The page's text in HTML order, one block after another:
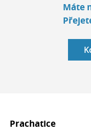
Máte
Prachatice